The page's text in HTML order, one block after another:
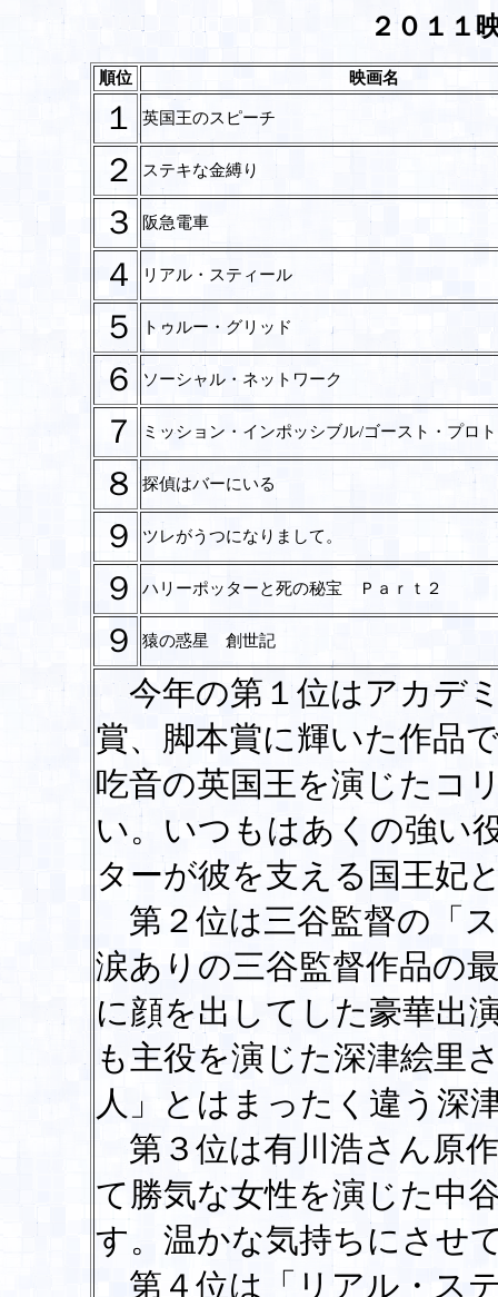
２０１１
順位 映画名
１ 英国王のスピーチ
２ ステキな金縛り
３ 阪急電車
４ リアル・スティール
５ トゥルー・グリッド
６ ソーシャル・ネットワーク
７ ミッション・インポッシブル/ゴースト・プロ
８ 探偵はバーにいる
９ ツレがうつになりまして。
９ ハリーポッターと死の秘宝 Ｐａｒｔ２
９ 猿の惑星 創世記
今年の第１位はアカデ
賞、脚本賞に輝いた作品
吃音の英国王を演じたコ
い。いつもはあくの強い
ターが彼を支える国王妃
第２位は三谷監督の「
涙ありの三谷監督作品の
に顔を出してした豪華出
も主役を演じた深津絵里
人」とはまったく違う深
第３位は有川浩さん原
て勝気な女性を演じた中
す。温かな気持ちにさせ
第４位は「リアル・ス